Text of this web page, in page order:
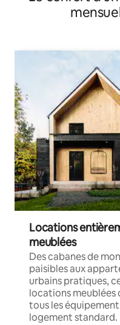
Locations
meublées
Des cabanes de
paisibles aux
urbains pratiques,
locations meublées
tous les
logement standard.